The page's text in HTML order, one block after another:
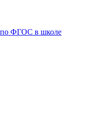
по ФГОС в школе